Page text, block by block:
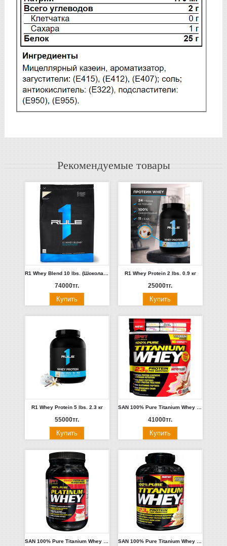
Рекомендуемые товары
74000тг.
R1 Whey Protein 2 lbs. 0.9 кг
25000тг.
R1 Whey Protein 5 lbs. 2.3 кг
55000тг. 41000тг.